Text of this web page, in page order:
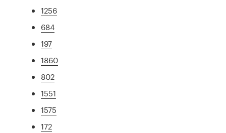
1256
684
197
1860
802
1551
1575
172